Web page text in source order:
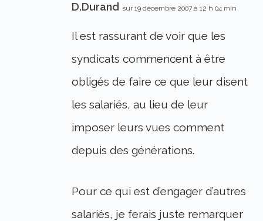
D.Durand sur 19 décembre 2007 à 12 h 04 min
Il est rassurant de voir que les
syndicats commencent à être
obligés de faire ce que leur disent
les salariés, au lieu de leur
imposer leurs vues comment
depuis des générations.
Pour ce qui est d’engager d’autres
salariés, je ferais juste remarquer